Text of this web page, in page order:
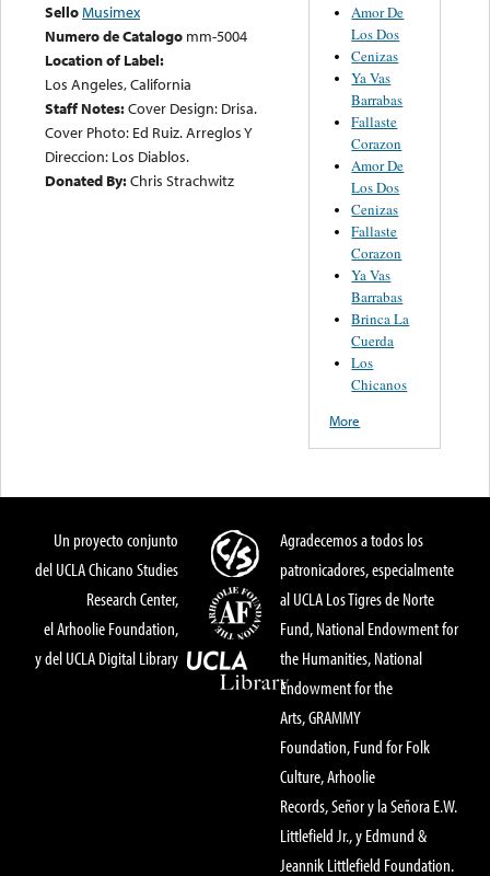
SelloMusimex
Numero de Catalogo mm-5004
Location of Label:
Los Angeles, California
Staff Notes:Cover Design: Drisa.
Cover Photo: Ed Ruiz. Arreglos Y
Direccion: Los Diablos.
Donated By:Chris Strachwitz
Amor De
Los Dos
Cenizas
Ya Vas
Barrabas
Fallaste
Corazon
Amor De
Los Dos
Cenizas
Fallaste
Corazon
Ya Vas
Barrabas
Brinca La
Cuerda
Los
Chicanos
More
Un proyecto conjunto
del UCLA Chicano Studies
Research Center,
el Arhoolie Foundation,
y del UCLA Digital Library
Agradecemos a todos los
patronicadores, especialmente
al UCLA Los Tigres de Norte
Fund, National Endowment for
the Humanities, National
Endowment for the
Arts, GRAMMY
Foundation, Fund for Folk
Culture, Arhoolie
Records, Señor y la Señora E.W.
Littlefield Jr., y Edmund &
Jeannik Littlefield Foundation.